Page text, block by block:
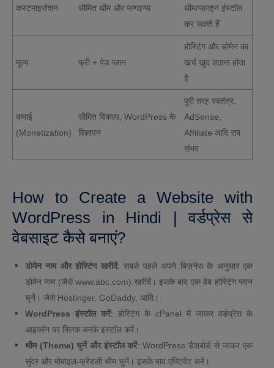
कस्टमाइजेशन सीमित थीम और प्लगइन्स
थीम/प्लगइन इंस्टॉल
कर सकते हैं
मूल्य फ्री + पेड प्लान
होस्टिंग और डोमेन का
खर्च खुद उठाना होता
है
कमाई
(Monetization)
सीमित विकल्प, WordPress के
विज्ञापन
पूरी तरह स्वतंत्र,
AdSense,
Affiliate आदि सब
संभव
How to Create a Website with
WordPress in Hindi | वर्डप्रेस से
वेबसाइट कैसे बनाएं?
डोमेन नाम और होस्टिंग खरीदें: सबसे पहले अपने बिज़नेस के अनुसार एक
डोमेन नाम (जैसे www.abc.com) खरीदें। इसके बाद एक वेब होस्टिंग प्लान
चुनें। जैसे Hostinger, GoDaddy, आदि।
WordPress इंस्टॉल करें: होस्टिंग के cPanel में जाकर वर्डप्रेस के
आइकॉन पर क्लिक करके इंस्टॉल करें।
थीम (Theme) चुनें और इंस्टॉल करें: WordPress डैशबोर्ड से जाकर एक
सुंदर और मोबाइल-फ्रेंडली थीम चुनें। इसके बाद एक्टिवेट करें।